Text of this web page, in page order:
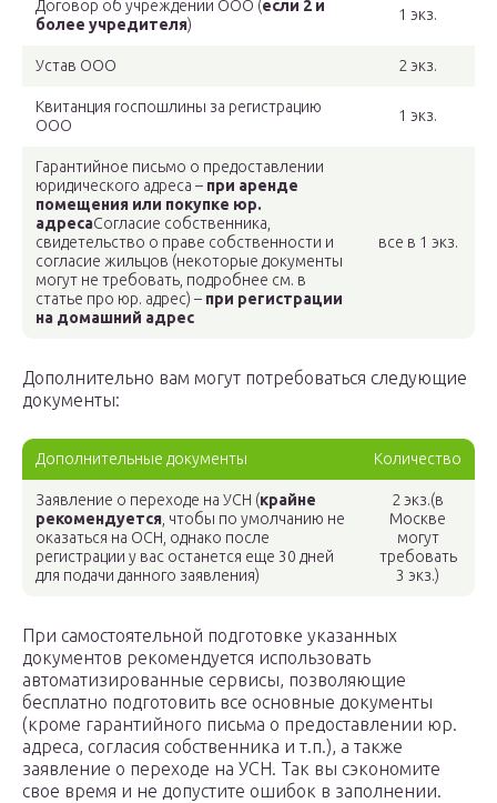
Договор об учреждении ООО (если 2 и
более учредителя)
1 экз.
Устав ООО 2 экз.
Квитанция госпошлины за регистрацию
ООО
1 экз.
Гарантийное письмо о предоставлении
юридического адреса – при аренде
помещения или покупке юр.
адресаСогласие собственника,
свидетельство о праве собственности и
согласие жильцов (некоторые документы
могут не требовать, подробнее см. в
статье про юр. адрес) – при регистрации
на домашний адрес
все в 1 экз.
Дополнительно вам могут потребоваться следующие
документы:
Дополнительные документы Количество
Заявление о переходе на УСН (крайне
рекомендуется , чтобы по умолчанию не
оказаться на ОСН, однако после
регистрации у вас останется еще 30 дней
для подачи данного заявления)
2 экз.(в
Москве
могут
требовать
3 экз.)
При самостоятельной подготовке указанных
документов рекомендуется использовать
автоматизированные сервисы, позволяющие
бесплатно подготовить все основные документы
(кроме гарантийного письма о предоставлении юр.
адреса, согласия собственника и т.п.), а также
заявление о переходе на УСН. Так вы сэкономите
свое время и не допустите ошибок в заполнении.